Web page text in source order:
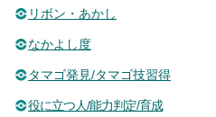
リボン・あかし
なかよし度
タマゴ発見/タマゴ技習得
役に立つ人/能力判定/育成